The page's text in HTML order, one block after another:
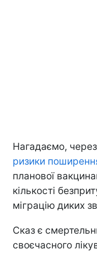
Нагадаємо, через
ризики
планової
кількості
міграцію диких
Сказ є
своєчасного